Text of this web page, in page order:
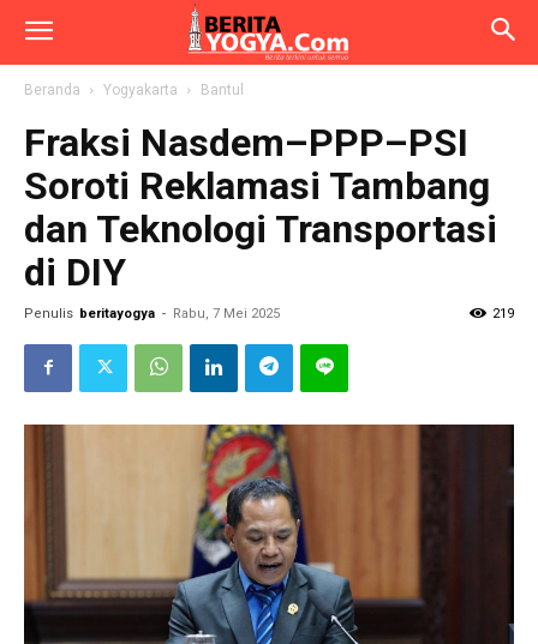
Beranda Yogyakarta Bantul
Fraksi Nasdem–PPP–PSI
Soroti Reklamasi Tambang
dan Teknologi Transportasi
di DIY
Penulis beritayogya - Rabu, 7 Mei 2025 219